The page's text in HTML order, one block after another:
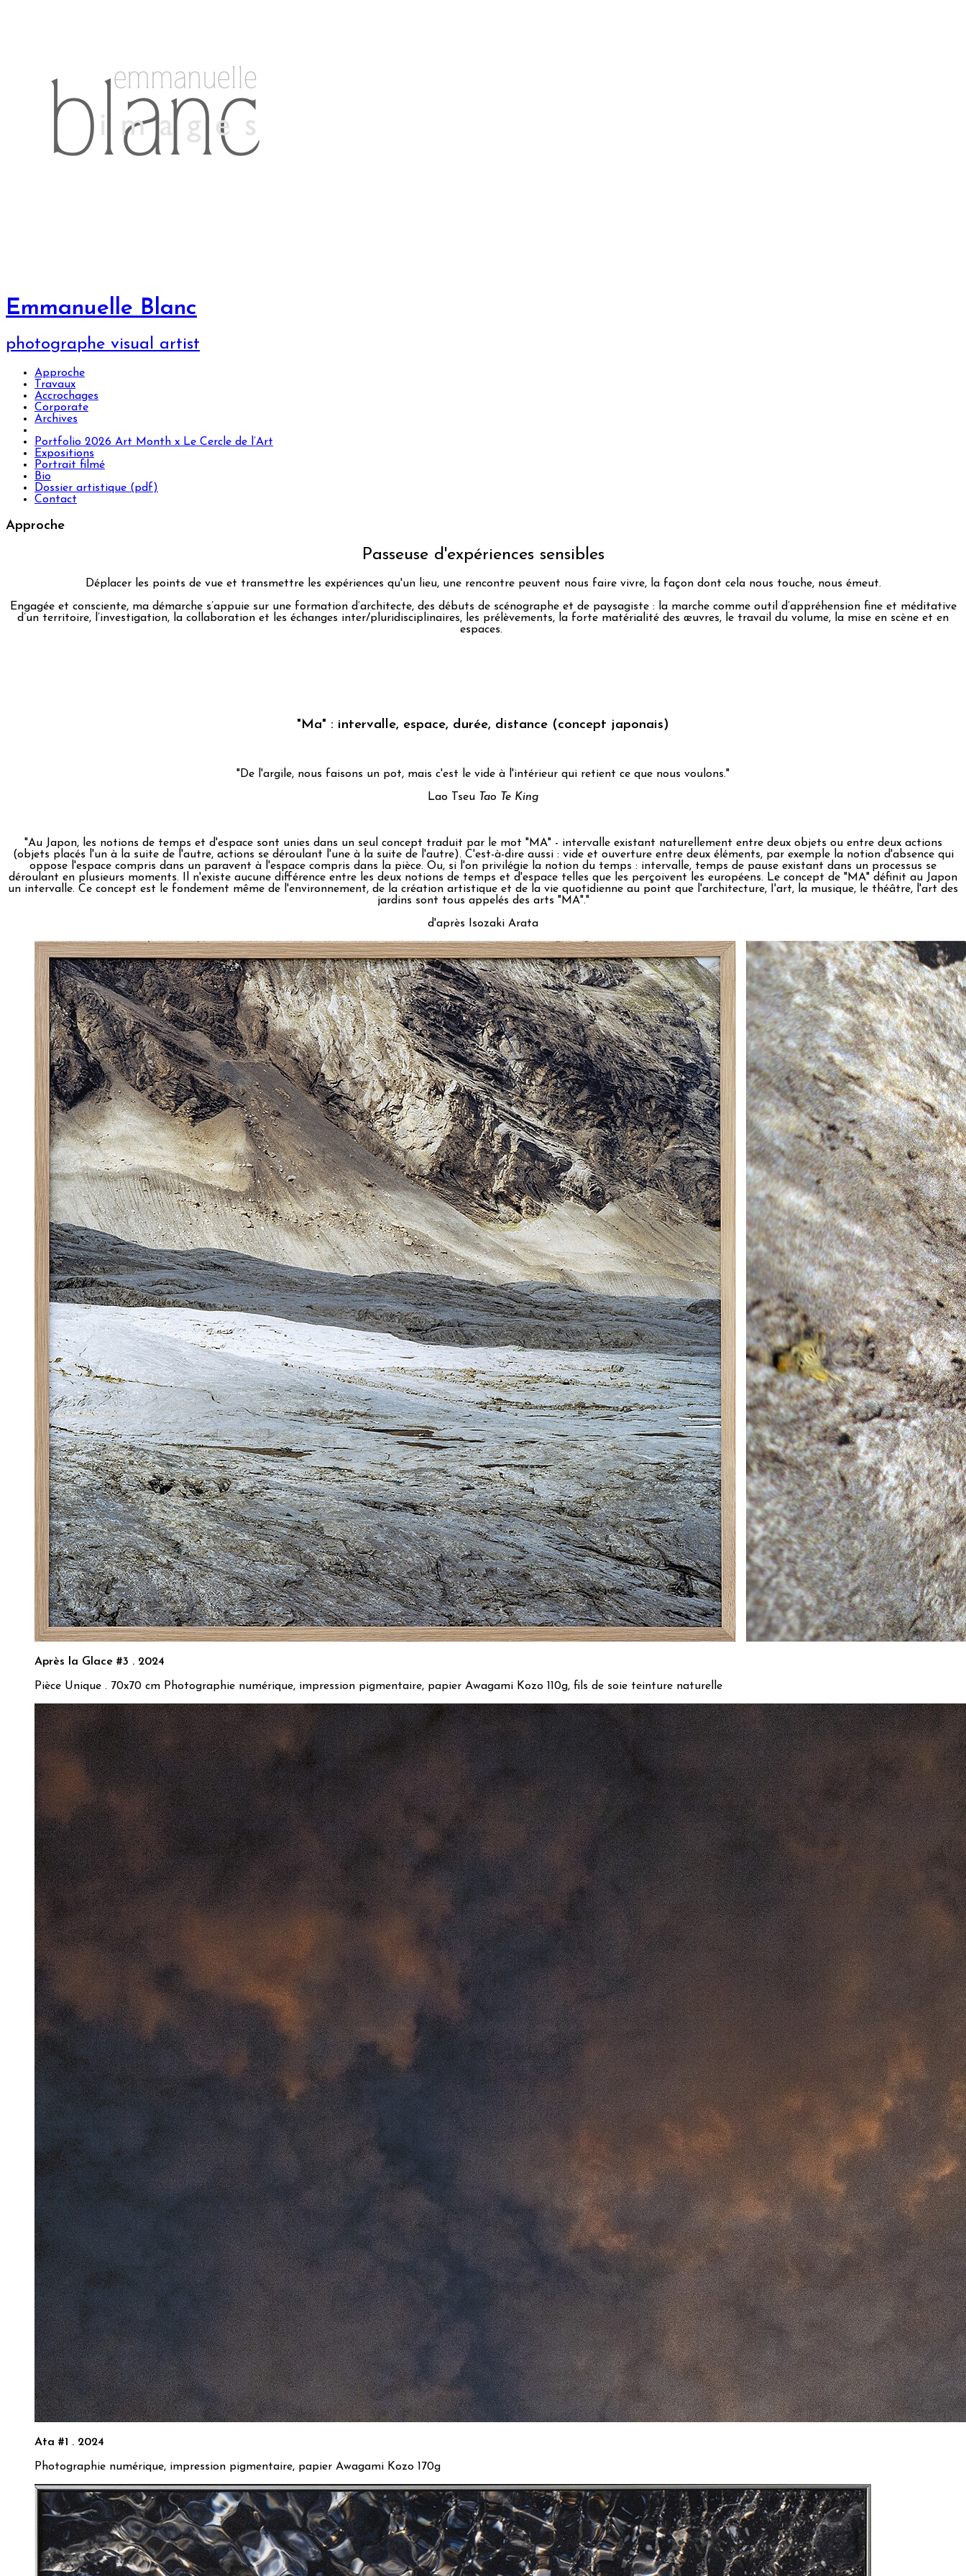
Emmanuelle Blanc
photographe visual artist
Approche
Travaux
Accrochages
Corporate
Archives
Portfolio 2026 Art Month x Le Cercle de l’Art
Expositions
Portrait filmé
Bio
Dossier artistique (pdf)
Contact
Approche
Passeuse d'expériences sensibles
Déplacer les points de vue et transmettre les expériences qu'un lieu, une rencontre peuvent nous faire vivre, la façon dont cela nous touche, nous émeut.
Engagée et consciente, ma démarche s’appuie sur une formation d’architecte, des débuts de scénographe et de paysagiste : la marche comme outil d’appréhension fine et méditative
d’un territoire, l’investigation, la collaboration et les échanges inter/pluridisciplinaires, les prélèvements, la forte matérialité des œuvres, le travail du volume, la mise en scène et en
espaces.
"Ma" : intervalle, espace, durée, distance (concept japonais)
"De l'argile, nous faisons un pot, mais c'est le vide à l'intérieur qui retient ce que nous voulons."
Lao Tseu Tao Te King
"Au Japon, les notions de temps et d'espace sont unies dans un seul concept traduit par le mot "MA" - intervalle existant naturellement entre deux objets ou entre deux actions
(objets placés l'un à la suite de l'autre, actions se déroulant l'une à la suite de l'autre). C'est-à-dire aussi : vide et ouverture entre deux éléments, par exemple la notion d'absence qui
oppose l'espace compris dans un paravent à l'espace compris dans la pièce. Ou, si l'on privilégie la notion du temps : intervalle, temps de pause existant dans un processus se
déroulant en plusieurs moments. Il n'existe aucune différence entre les deux notions de temps et d'espace telles que les perçoivent les européens. Le concept de "MA" définit au Japon
un intervalle. Ce concept est le fondement même de l'environnement, de la création artistique et de la vie quotidienne au point que l'architecture, I'art, la musique, le théâtre, l'art des
jardins sont tous appelés des arts "MA"."
d'après Isozaki Arata
Après la Glace #3 . 2024
Pièce Unique . 70x70 cm Photographie numérique, impression pigmentaire, papier Awagami Kozo 110g, fils de soie teinture naturelle
Ata #1 . 2024
Photographie numérique, impression pigmentaire, papier Awagami Kozo 170g